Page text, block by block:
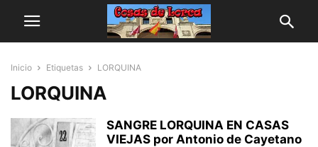
Inicio Etiquetas LORQUINA
LORQUINA
SANGRE LORQUINA EN CASAS
VIEJAS por Antonio de Cayetano